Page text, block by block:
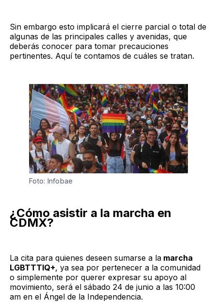
Sin embargo esto implicará el cierre parcial o total de
algunas de las principales calles y avenidas, que
deberás conocer para tomar precauciones
pertinentes. Aquí te contamos de cuáles se tratan.
Foto: Infobae
¿Cómo asistir a la marcha en
CDMX?
La cita para quienes deseen sumarse a la marcha
LGBTTTIQ+, ya sea por pertenecer a la comunidad
o simplemente por querer expresar su apoyo al
movimiento, será el sábado 24 de junio a las 10:00
am en el Ángel de la Independencia.